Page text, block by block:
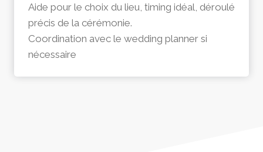
Aide pour le choix du lieu, timing idéal, déroulé
précis de la cérémonie.
Coordination avec le wedding planner si
nécessaire